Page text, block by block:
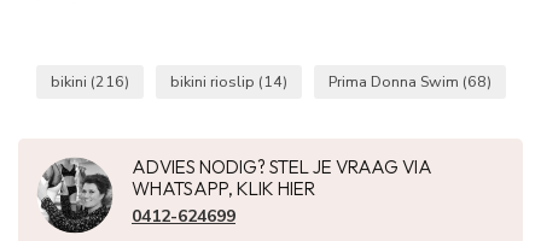
bikini (216) bikini rioslip (14) Prima Donna Swim (68)
ADVIES NODIG? STEL JE VRAAG VIA
WHATSAPP, KLIK HIER
0412-624699